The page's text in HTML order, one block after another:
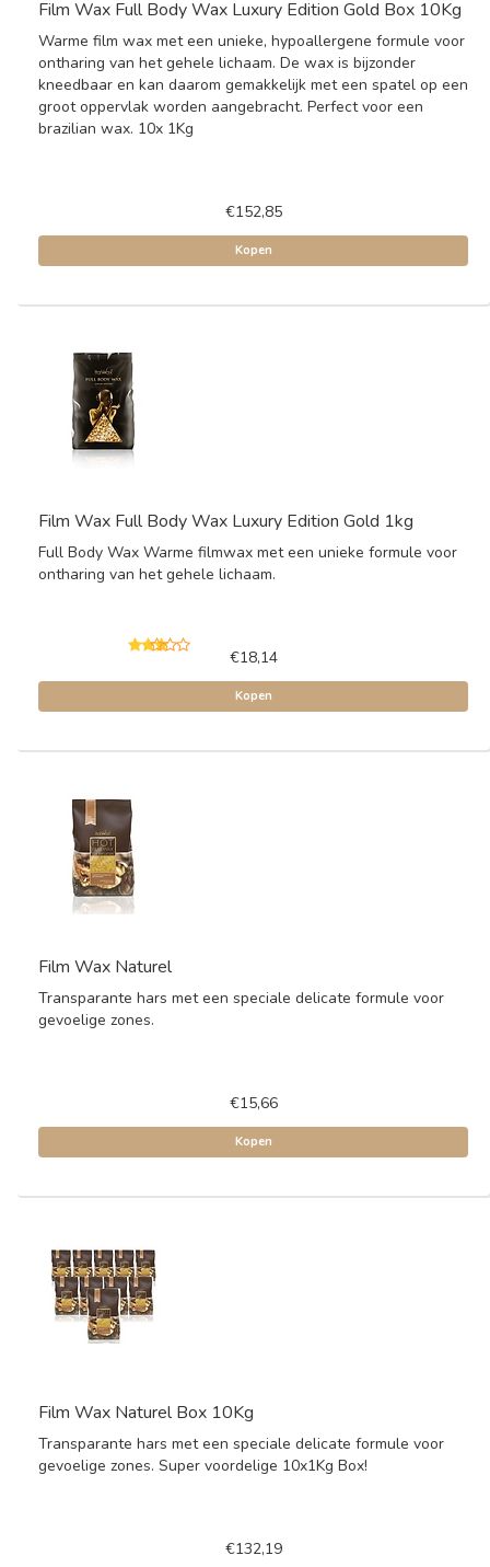
Film Wax Full Body Wax Luxury Edition Gold Box 10Kg
Warme film wax met een unieke, hypoallergene formule voor
ontharing van het gehele lichaam. De wax is bijzonder
kneedbaar en kan daarom gemakkelijk met een spatel op een
groot oppervlak worden aangebracht. Perfect voor een
brazilian wax. 10x 1Kg
€152,85
Kopen
Film Wax Full Body Wax Luxury Edition Gold 1kg
Full Body Wax Warme filmwax met een unieke formule voor
ontharing van het gehele lichaam.
€18,14
Kopen
Film Wax Naturel
Transparante hars met een speciale delicate formule voor
gevoelige zones.
€15,66
Kopen
Film Wax Naturel Box 10Kg
Transparante hars met een speciale delicate formule voor
gevoelige zones. Super voordelige 10x1Kg Box!
€132,19